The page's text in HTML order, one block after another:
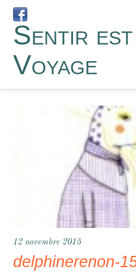
Sentir est
Voyage
12 novembre 2015
delphinerenon-